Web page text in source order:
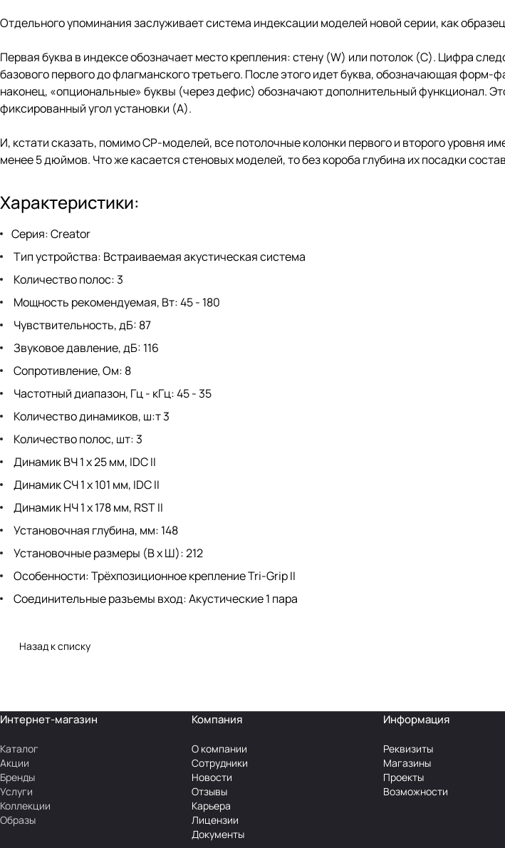
Отдельного упоминания заслуживает система индексации моделей новой серии, как
Первая буква в индексе обозначает место крепления: стену (W) или потолок (C). Цифра
базового первого до флагманского третьего. После этого идет буква, обозначающая
наконец, «опциональные» буквы (через дефис) обозначают дополнительный функционал.
фиксированный угол установки (A).
И, кстати сказать, помимо CP-моделей, все потолочные колонки первого и второго уровня
менее 5 дюймов. Что же касается стеновых моделей, то без короба глубина их посадки
Характеристики:
Серия: Creator
Тип устройства: Встраиваемая акустическая система
Количество полос: 3
Мощность рекомендуемая, Вт: 45 - 180
Чувствительность, дБ: 87
Звуковое давление, дБ: 116
Сопротивление, Ом: 8
Частотный диапазон, Гц - кГц: 45 - 35
Количество динамиков, ш:т 3
Количество полос, шт: 3
Динамик ВЧ 1 х 25 мм, IDC II
Динамик СЧ 1 х 101 мм, IDC II
Динамик НЧ 1 х 178 мм, RST II
Установочная глубина, мм: 148
Установочные размеры (В х Ш): 212
Особенности: Трёхпозиционное крепление Tri-Grip II
Соединительные разъемы вход: Акустические 1 пара
Назад к списку
Интернет-магазин
Каталог
Акции
Бренды
Услуги
Коллекции
Образы
Компания
О компании
Сотрудники
Новости
Отзывы
Карьера
Лицензии
Документы
Информация
Реквизиты
Магазины
Проекты
Возможности